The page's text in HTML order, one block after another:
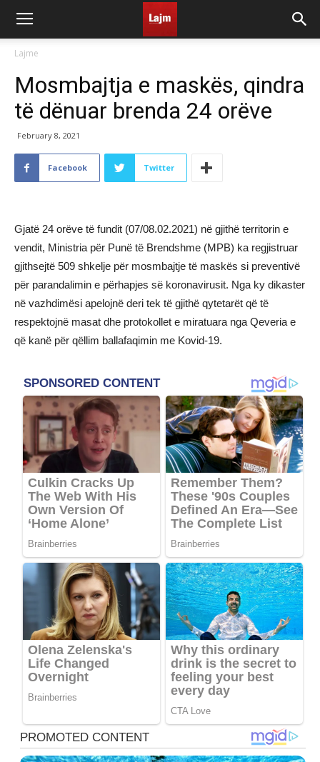
Lajme
Mosmbajtja e maskës, qindra
të dënuar brenda 24 orëve
February 8, 2021
Facebook Twitter
Gjatë 24 orëve të fundit (07/08.02.2021) në gjithë territorin e
vendit, Ministria për Punë të Brendshme (MPB) ka regjistruar
gjithsejtë 509 shkelje për mosmbajtje të maskës si preventivë
për parandalimin e përhapjes së koronavirusit. Nga ky dikaster
në vazhdimësi apelojnë deri tek të gjithë qytetarët që të
respektojnë masat dhe protokollet e miratuara nga Qeveria e
që kanë për qëllim ballafaqimin me Kovid-19.